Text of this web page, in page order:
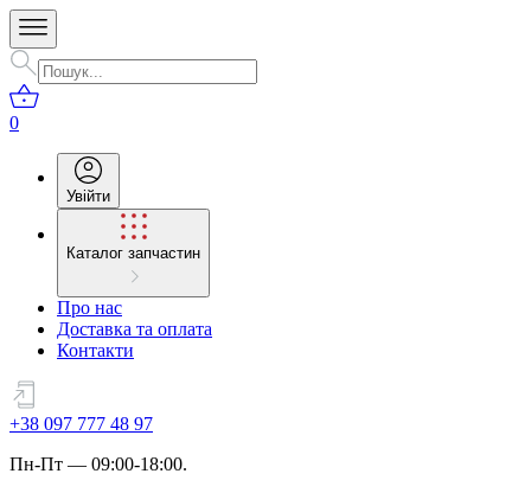
0
Увійти
Каталог запчастин
Про нас
Доставка та оплата
Контакти
+38 097 777 48 97
Пн-Пт — 09:00-18:00.